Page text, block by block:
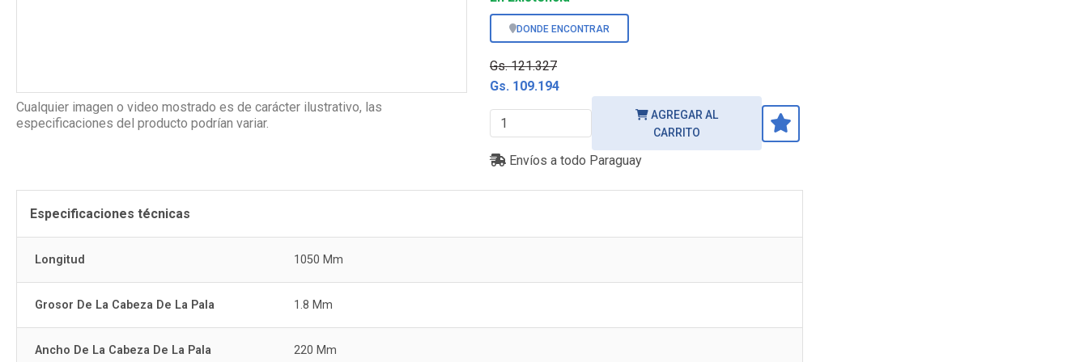
Cualquier imagen o video mostrado es de carácter ilustrativo, las
especificaciones del producto podrían variar.
DONDE ENCONTRAR
Gs. 121.327
Gs. 109.194
AGREGAR AL
CARRITO
Envíos a todo Paraguay
Especificaciones técnicas
Longitud 1050 Mm
Grosor De La Cabeza De La Pala 1.8 Mm
Ancho De La Cabeza De La Pala 220 Mm